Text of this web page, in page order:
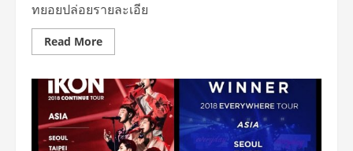
ทยอยปล่อยรายละเอีย
Read MoreRead
more
ดี
“วาย
จี”
สไตล์!
ยก
ทัพ